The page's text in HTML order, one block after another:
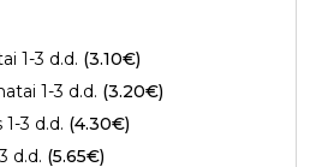
1-3 d.d. (3.10€)
1-3 d.d. (3.20€)
3 d.d. (4.30€)
d.d. (5.65€)